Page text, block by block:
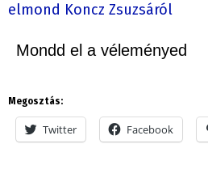
elmond Koncz Zsuzsáról
Mondd el a véleményed
Megosztás:
Twitter Facebook